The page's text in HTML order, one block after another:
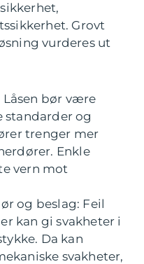
Grovt
vurderes ut
bør være
og
trenger mer
Enkle
vern mot
og beslag: Feil
kan gi svakheter i
Da kan
svakheter,